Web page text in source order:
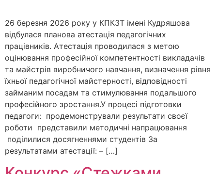
26 березня 2026 року у КПКЗТ імені Кудряшова
відбулася планова атестація педагогічних
працівників. Атестація проводилася з метою
оцінювання професійної компетентності викладачів
та майстрів виробничого навчання, визначення рівня
їхньої педагогічної майстерності, відповідності
займаним посадам та стимулювання подальшого
професійного зростання.У процесі підготовки
педагоги: продемонстрували результати своєї
роботи представили методичні напрацювання
поділилися досягненнями студентів За
результатами атестації: – […]